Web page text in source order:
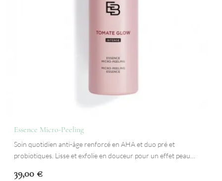
Essence Micro-Peeling
Soin quotidien anti-âge renforcé en AHA et duo pré et
probiotiques. Lisse et exfolie en douceur pour un effet peau…
39,00 €